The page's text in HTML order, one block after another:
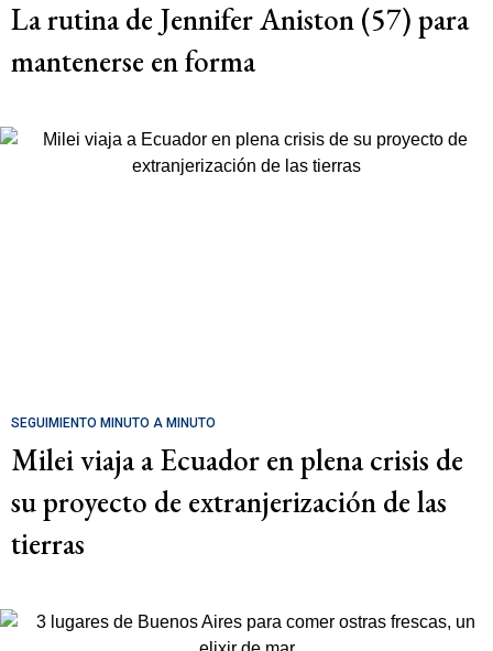
La rutina de Jennifer Aniston (57) para
mantenerse en forma
SEGUIMIENTO MINUTO A MINUTO
Milei viaja a Ecuador en plena crisis de
su proyecto de extranjerización de las
tierras